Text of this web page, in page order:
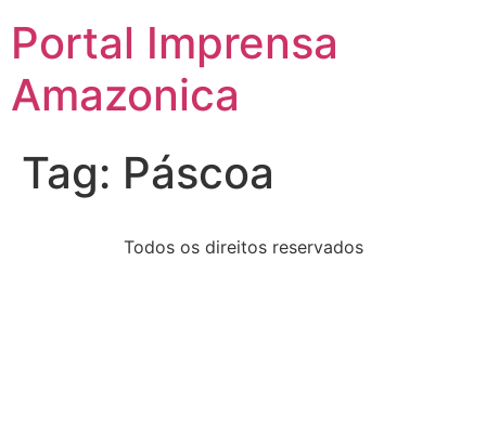
Portal Imprensa
Amazonica
Tag: Páscoa
Todos os direitos reservados